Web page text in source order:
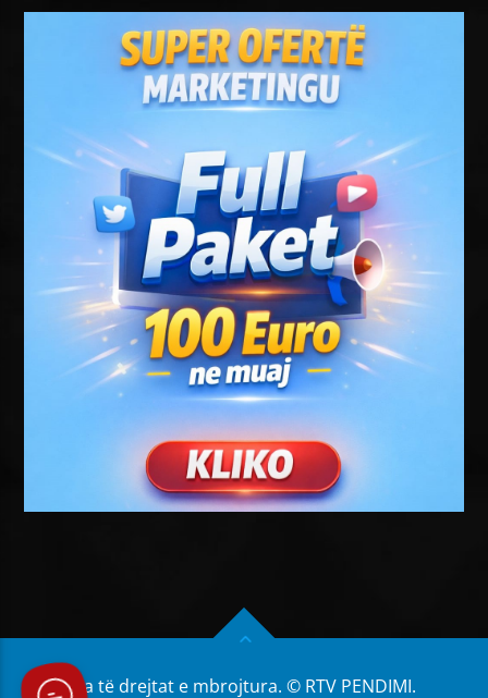
Të gjitha të drejtat e mbrojtura. © RTV PENDIMI.